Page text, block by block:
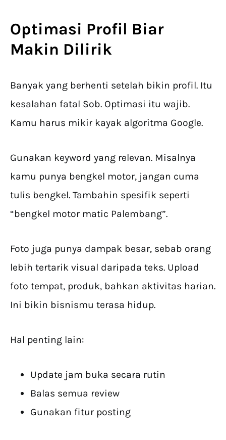
Optimasi Profil Biar
Makin Dilirik
Banyak yang berhenti setelah bikin profil. Itu
kesalahan fatal Sob. Optimasi itu wajib.
Kamu harus mikir kayak algoritma Google.
Gunakan keyword yang relevan. Misalnya
kamu punya bengkel motor, jangan cuma
tulis bengkel. Tambahin spesifik seperti
“bengkel motor matic Palembang”.
Foto juga punya dampak besar, sebab orang
lebih tertarik visual daripada teks. Upload
foto tempat, produk, bahkan aktivitas harian.
Ini bikin bisnismu terasa hidup.
Hal penting lain:
Update jam buka secara rutin
Balas semua review
Gunakan fitur posting